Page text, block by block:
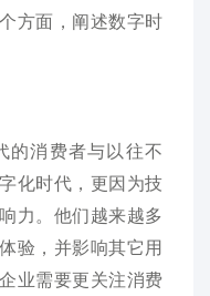
方面，阐述数字时
的消费者与以往不
化时代，更因为技
力。他们越来越多
验，并影响其它用
业需要更关注消费